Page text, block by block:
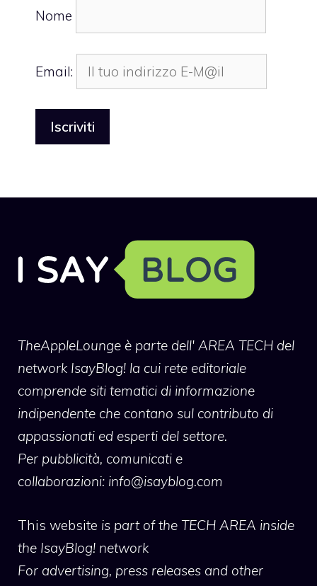
Nome
Email:
TheAppleLounge è parte dell' AREA TECH del
network IsayBlog! la cui rete editoriale
comprende siti tematici di informazione
indipendente che contano sul contributo di
appassionati ed esperti del settore.
Per pubblicità, comunicati e
collaborazioni: info@isayblog.com
This website is part of the TECH AREA inside
the IsayBlog! network
For advertising, press releases and other